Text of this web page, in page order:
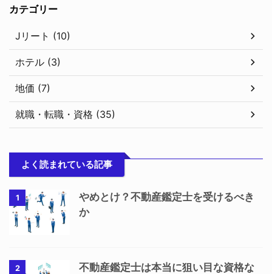
カテゴリー
Jリート (10)
ホテル (3)
地価 (7)
就職・転職・資格 (35)
よく読まれている記事
1
やめとけ？不動産鑑定士を受けるべき
か
2
不動産鑑定士は本当に狙い目な資格な